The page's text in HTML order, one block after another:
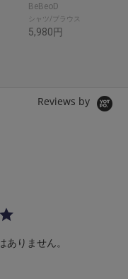
BeBeoD
シャツ/ブラウス
5,980円
Reviews by
りません。